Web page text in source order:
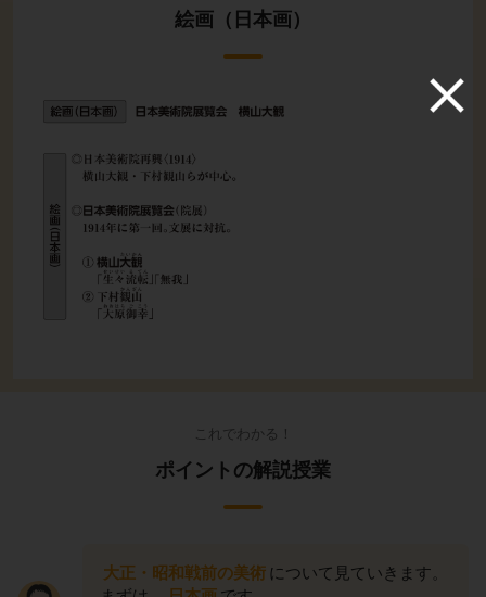
絵画（日本画）
これでわかる！
ポイントの解説授業
大正・昭和戦前の美術 について見ていきます。